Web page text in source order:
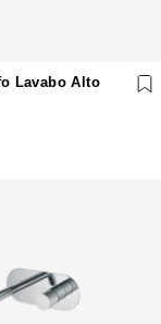
Lavabo Alto